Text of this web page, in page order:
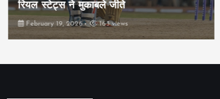
रियल स्टेट्स ने मुकाबले जीते
February 19, 2026 163 views